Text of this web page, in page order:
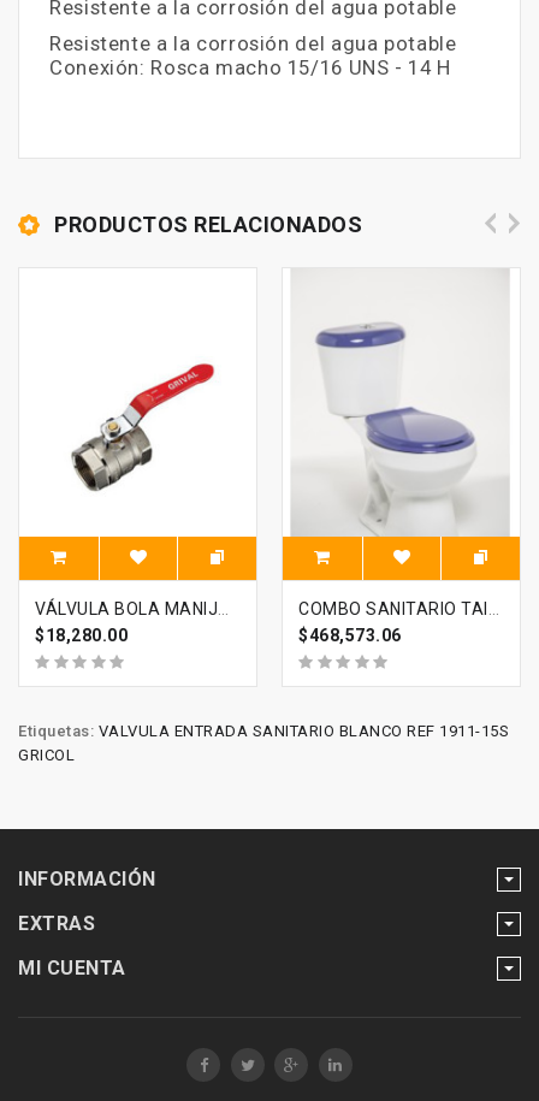
Resistente a la corrosión del agua potable
Resistente a la corrosión del agua potable
Conexión: Rosca macho 15/16 UNS - 14 H
PRODUCTOS RELACIONADOS
VÁLVULA BOLA MANIJA PALANCA 1 1/4PG GRIVAL 79703
$18,280.00
COMBO SANITARIO TAIRONA MIX AZUL CELESTE SIN PEDESTAL
$468,573.06
Etiquetas: VALVULA ENTRADA SANITARIO BLANCO REF 1911-15S
GRICOL
INFORMACIÓN
EXTRAS
MI CUENTA